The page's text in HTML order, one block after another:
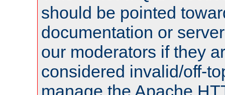
should be pointed
documentation or
our moderators if they
considered invalid/off-
manage the Apache